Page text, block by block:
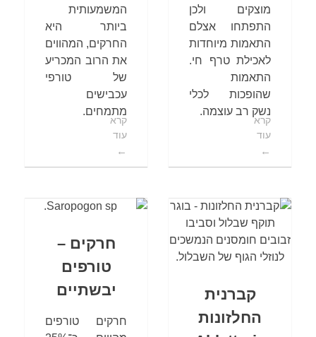
המשמעותית
ביותר היא
החרקים, המהווים
את הרוב המכריע
של טורפי
עכבישים
מתמחים.
קרא
עוד
מוצקים ולכן
התפתחו אצלם
התאמות מיוחדות
לאכילת טרף חי.
התאמות
שהופכות לכלי
נשק רב עוצמה.
קרא
עוד
חרקים –
טורפים
יבשתיים
חרקים טורפים
קברנית
החלזונות